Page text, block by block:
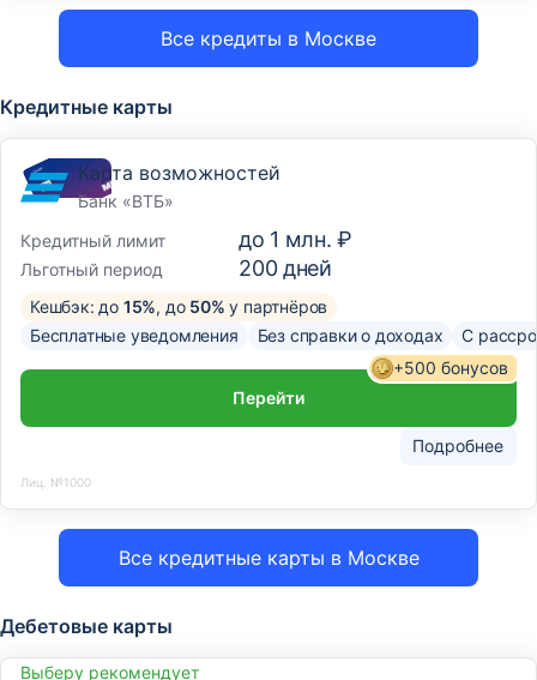
Все кредиты в Москве
Кредитные карты
Все кредитные карты в Москве
Карта возможностей
Банк «ВТБ»
Кредитный лимит
до 1 млн. ₽
Льготный период 200дней
Кешбэк: до 15%, до 50% у партнёров
Бесплатные уведомления
Без справки о доходах С
Подробнее
+500 бонусов
Перейти
Лиц. №1000
Дебетовые карты
Выберу рекомендует